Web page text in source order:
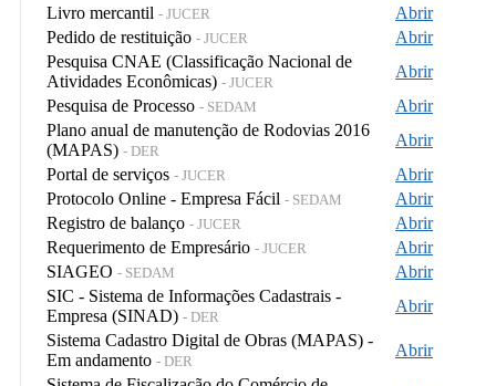
Livro mercantil - JUCER
Abrir
Pedido de restituição - JUCER
Abrir
Pesquisa CNAE (Classificação Nacional de
Atividades Econômicas) - JUCER
Abrir
Pesquisa de Processo - SEDAM
Abrir
Plano anual de manutenção de Rodovias 2016
(MAPAS) - DER
Abrir
Portal de serviços - JUCER
Abrir
Protocolo Online - Empresa Fácil - SEDAM
Abrir
Registro de balanço - JUCER
Abrir
Requerimento de Empresário - JUCER
Abrir
SIAGEO - SEDAM
Abrir
SIC - Sistema de Informações Cadastrais -
Empresa (SINAD) - DER
Abrir
Sistema Cadastro Digital de Obras (MAPAS) -
Em andamento - DER
Abrir